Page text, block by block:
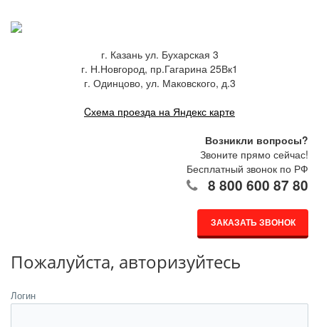
г. Казань ул. Бухарская 3
г. Н.Новгород, пр.Гагарина 25Вк1
г. Одинцово, ул. Маковского, д.3
Cхема проезда на Яндекс карте
Возникли вопросы?
Звоните прямо сейчас!
Бесплатный звонок по РФ
8 800 600 87 80
ЗАКАЗАТЬ ЗВОНОК
Пожалуйста, авторизуйтесь
Логин